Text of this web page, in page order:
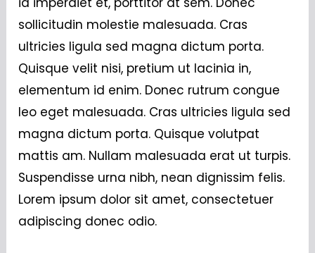
sollicitudin molestie malesuada. Cras
ultricies ligula sed magna dictum porta.
Quisque velit nisi, pretium ut lacinia in,
elementum id enim. Donec rutrum congue
leo eget malesuada. Cras ultricies ligula sed
magna dictum porta. Quisque volutpat
mattis am. Nullam malesuada erat ut turpis.
Suspendisse urna nibh, nean dignissim felis.
Lorem ipsum dolor sit amet, consectetuer
adipiscing donec odio.